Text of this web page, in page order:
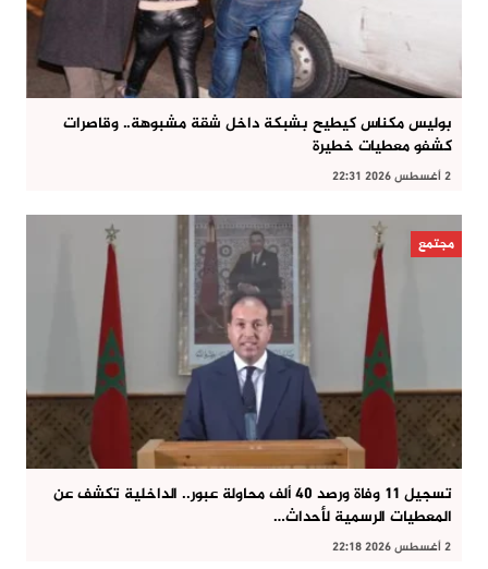
بوليس مكناس كيطيح بشبكة داخل شقة مشبوهة.. وقاصرات
كشفو معطيات خطيرة
2 أغسطس 2026 22:31
مجتمع
تسجيل 11 وفاة ورصد 40 ألف محاولة عبور.. الداخلية تكشف عن
المعطيات الرسمية لأحداث…
2 أغسطس 2026 22:18